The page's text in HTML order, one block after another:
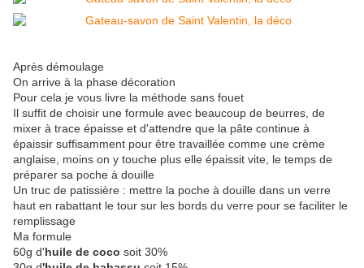
Après démoulage
On arrive à la phase décoration
Pour cela je vous livre la méthode sans fouet
Il suffit de choisir une formule avec beaucoup de beurres, de
mixer à trace épaisse et d'attendre que la pâte continue à
épaissir suffisamment pour être travaillée comme une crème
anglaise, moins on y touche plus elle épaissit vite, le temps de
préparer sa poche à douille
Un truc de patissière : mettre la poche à douille dans un verre
haut en rabattant le tour sur les bords du verre pour se faciliter le
remplissage
Ma formule
60g d'huile de coco soit 30%